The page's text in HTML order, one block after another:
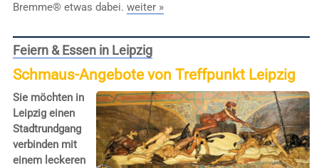
Bremme® etwas dabei. weiter »
Feiern & Essen in Leipzig
Schmaus-Angebote von Treffpunkt Leipzig
Sie möchten in
Leipzig einen
Stadtrundgang
verbinden mit
einem leckeren